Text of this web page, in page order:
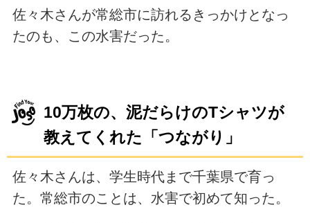
佐々木さんが常総市に訪れるきっかけとなっ
たのも、この水害だった。
10万枚の、泥だらけのTシャツが
教えてくれた「つながり」
佐々木さんは、学生時代まで千葉県で育っ
た。常総市のことは、水害で初めて知った。